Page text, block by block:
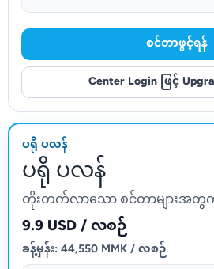
စင်တာဖွင့်ရန်
Center Login ဖြင့်
ပရို ပလန်
ပရို ပလန်
တိုးတက်လာသော စင်တာများအ
9.9 USD / လစဉ်
ခန့်မှန်း: 44,550 MMK / လစဉ်